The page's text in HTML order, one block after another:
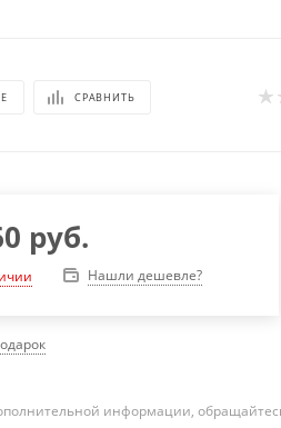
СРАВНИТЬ
руб.
Нашли дешевле?
информации,